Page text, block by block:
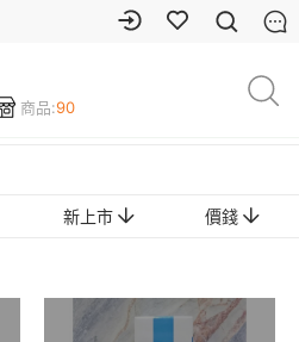
商品:90
新上市 價錢